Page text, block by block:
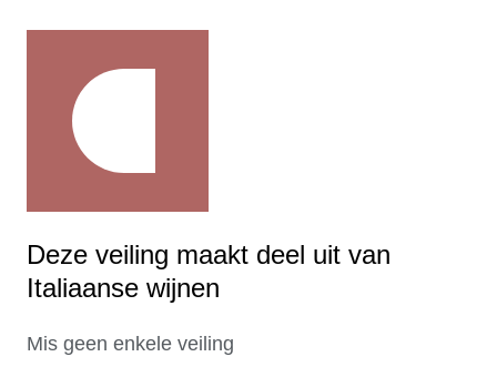
Deze veiling maakt deel uit van
Italiaanse wijnen
Mis geen enkele veiling